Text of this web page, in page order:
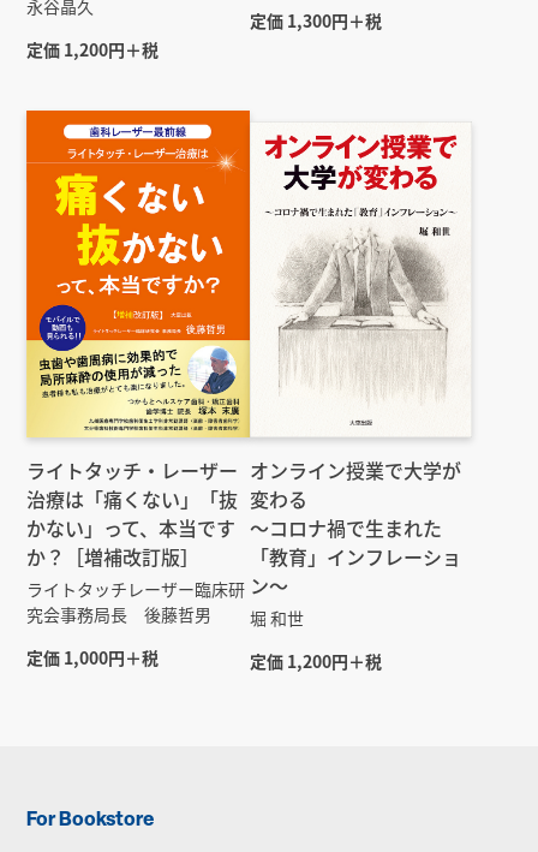
永谷晶久
定価 1,200円＋税
定価 1,300円＋税
ライトタッチ・レーザー
治療は「痛くない」「抜
かない」って、本当です
か？［増補改訂版］
ライトタッチレーザー臨床研
究会事務局長 後藤哲男
定価 1,000円＋税
オンライン授業で大学が
変わる
～コロナ禍で生まれた
「教育」インフレーショ
ン～
堀 和世
定価 1,200円＋税
For Bookstore